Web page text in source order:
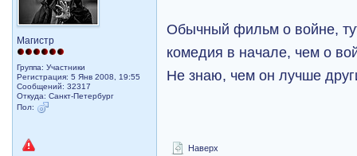
Магистр
Группа: Участники
Регистрация: 5 Янв 2008, 19:55
Сообщений: 32317
Откуда: Санкт-Петербург
Пол:
Обычный фильм о войне,
комедия в начале, чем о
Не знаю, чем он лучше
Наверх